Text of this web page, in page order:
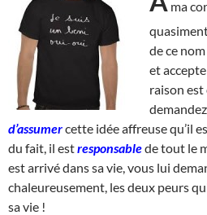
ma
de ce
et
raison est
d’assumercette idée affreuse qu’il
du fait, il estresponsablede tout le
est arrivé dans sa vie, vous lui
chaleureusement, les deux peurs
sa vie !